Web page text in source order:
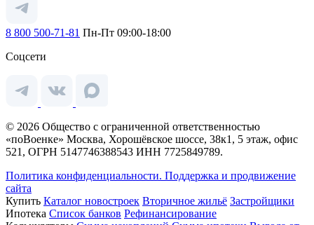
8 800 500-71-81 Пн-Пт 09:00-18:00
Соцсети
© 2026 Общество с ограниченной ответственностью
«поВоенке» Москва, Хорошёвское шоссе, 38к1, 5 этаж, офис
521, ОГРН 5147746388543 ИНН 7725849789.
Политика конфиденциальности. Поддержка и продвижение
сайта
Купить Каталог новостроек Вторичное жильё Застройщики
Ипотека Список банков Рефинансирование